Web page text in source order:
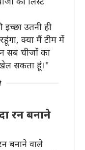
उतनी ही
क्या मैं टीम में
सब चीजों का
खेल सकता हूं।"
रन बनाने
बनाने वाले